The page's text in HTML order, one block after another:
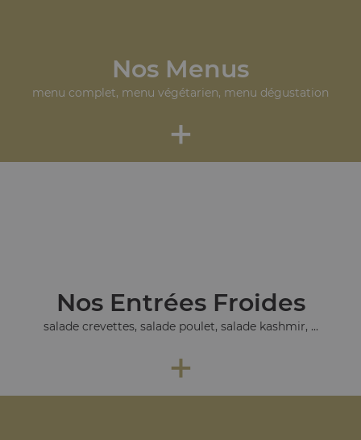
Nos Menus
menu complet, menu végétarien, menu dégustation
+
Nos Entrées Froides
salade crevettes, salade poulet, salade kashmir, ...
+